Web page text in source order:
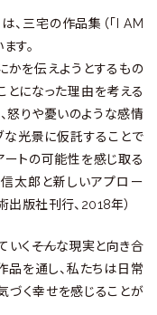
、三宅の作品集（「I AM
す。
かを伝えようとするもの
とになった理由を考える
怒りや憂いのような感情
な光景に仮託することで
ートの可能性を感じ取る
信太郎と新しいアプロー
出版社刊行、2018年）
いく――そんな現実と向き合
品を通し、私たちは日常
づく幸せを感じることが